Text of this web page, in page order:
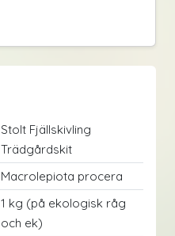
Stolt Fjällskivling
Trädgårdskit
Macrolepiota procera
1 kg (på ekologisk råg
och ek)